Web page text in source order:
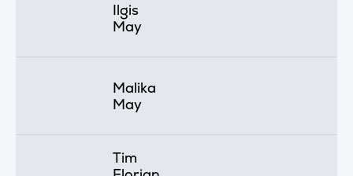
Ilgis
May
Malika
May
Tim